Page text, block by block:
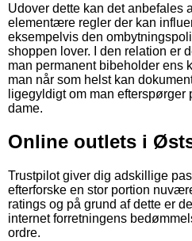
Udover dette kan det anbefales
elementære regler der kan
eksempelvis den
shoppen lover. I den relation er
man permanent bibeholder ens
man når som helst kan
ligegyldigt om man
dame.
Online outlets i
Trustpilot giver dig adskillige
efterforske en stor portion
ratings og på grund af dette er
internet forretningens
ordre.